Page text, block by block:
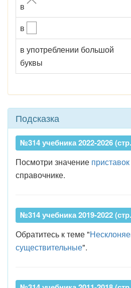
в
в
в употреблении большой
буквы
Подсказка
№314 учебника 2022-2026
Посмотри значение приставок
справочнике.
№314 учебника 2019-2022
Обратитесь к теме "
существительные".